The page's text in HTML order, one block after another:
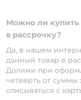
Можно ли
в рассрочку?
Да, в нашем
данный товар в
Долями при
четверть от суммы
списываться с